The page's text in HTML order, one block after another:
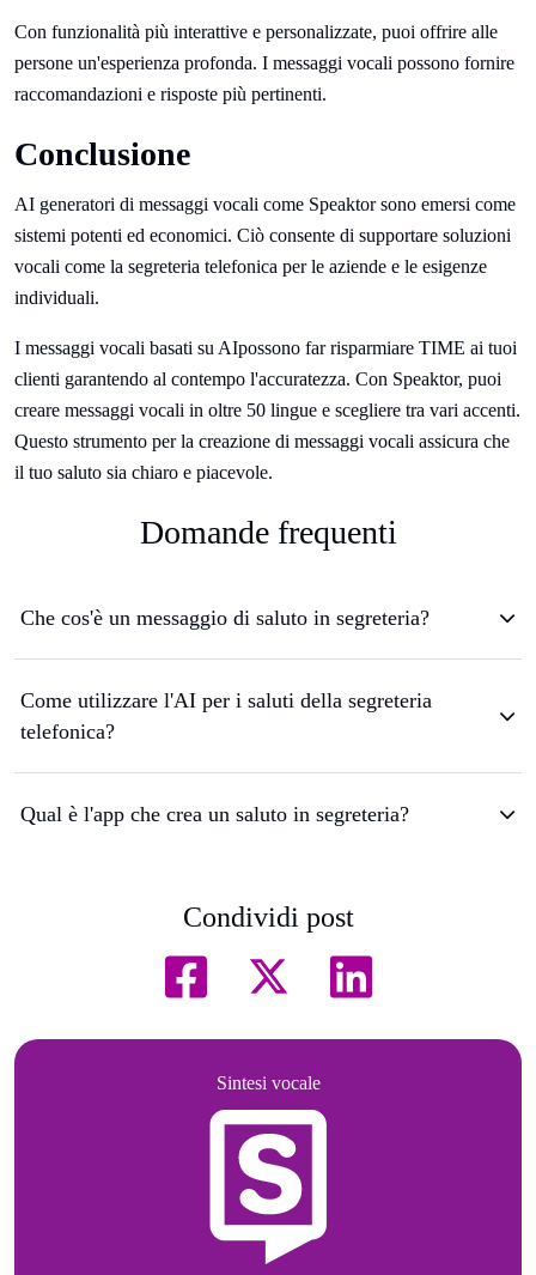
Con funzionalità più interattive e personalizzate, puoi offrire alle
persone un'esperienza profonda. I messaggi vocali possono fornire
raccomandazioni e risposte più pertinenti.
Conclusione
AI generatori di messaggi vocali come Speaktor sono emersi come
sistemi potenti ed economici. Ciò consente di supportare soluzioni
vocali come la segreteria telefonica per le aziende e le esigenze
individuali.
I messaggi vocali basati su AIpossono far risparmiare TIME ai tuoi
clienti garantendo al contempo l'accuratezza. Con Speaktor, puoi
creare messaggi vocali in oltre 50 lingue e scegliere tra vari accenti.
Questo strumento per la creazione di messaggi vocali assicura che
il tuo saluto sia chiaro e piacevole.
Domande frequenti
Che cos'è un messaggio di saluto in segreteria?
Come utilizzare l'AI per i saluti della segreteria
telefonica?
Qual è l'app che crea un saluto in segreteria?
Condividi post
Sintesi vocale